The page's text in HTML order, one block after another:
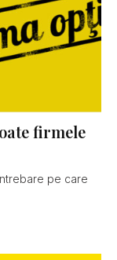
firmele
pe care